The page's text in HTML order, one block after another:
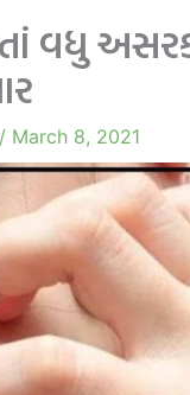
વધુ
/ March 8, 2021